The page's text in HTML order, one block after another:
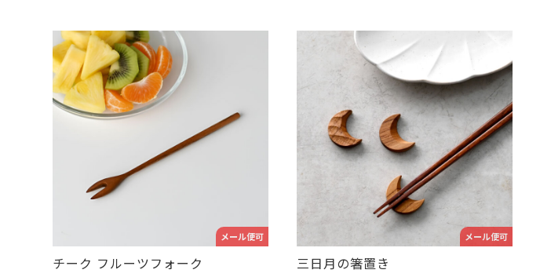
メール便可
チーク フルーツフォーク
メール便可
三日月の箸置き